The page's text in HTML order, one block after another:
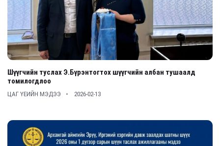
Шүүгчийн туслах Э.Бүрэнтогтох шүүгчийн албан тушаалд
томилогдлоо
ЦАГ ҮЕИЙН МЭДЭЭ 2026-02-13